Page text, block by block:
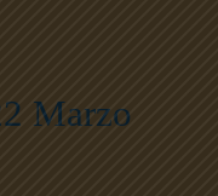
Marzo